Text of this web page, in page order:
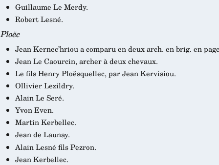
Guillaume Le Merdy.
Robert Lesné.
Ploëc
Jean Kernec’hriou a comparu en deux arch. en brig. en
Jean Le Caourcin, archer à deux chevaux.
Le fils Henry Ploësquellec, par Jean Kervisiou.
Ollivier Lezildry.
Alain Le Seré.
Yvon Even.
Martin Kerbellec.
Jean de Launay.
Alain Lesné fils Pezron.
Jean Kerbellec.